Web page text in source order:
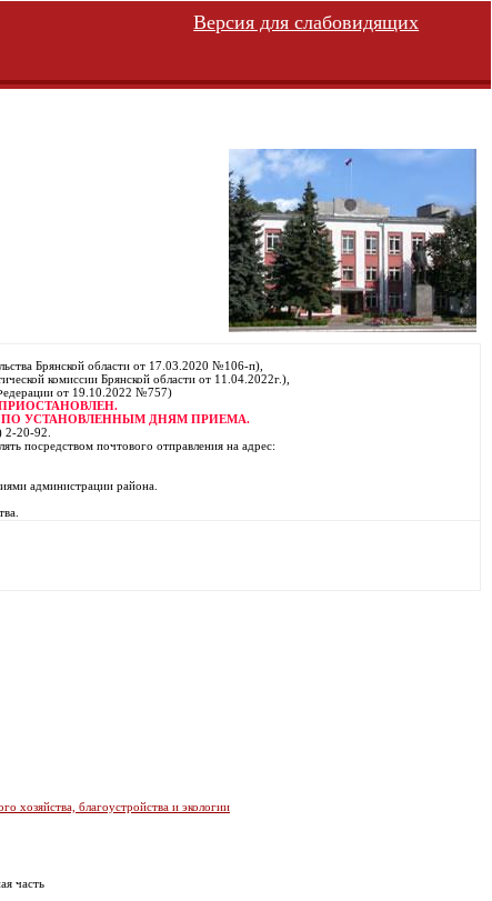
Версия для слабовидящих
Брянской области от 17.03.2020 №106-п),
комиссии Брянской области от 11.04.2022г.),
от 19.10.2022 №757)
УСТАНОВЛЕННЫМ ДНЯМ ПРИЕМА.
2-20-92.
посредством почтового отправления на адрес:
администрации района.
хозяйства, благоустройства и экологии
часть